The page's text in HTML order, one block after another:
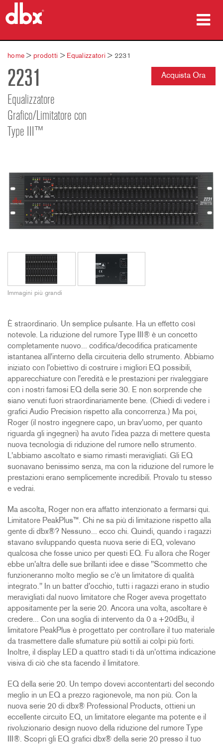
prodotti
Casi di studio
dove acquistare
formazione
Lingua/Regione
home >prodotti > Equalizzatori > 2231
2231
Equalizzatore
Grafico/Limitatore con
Type III™
Acquista Ora
Immagini più grandi
È straordinario. Un semplice pulsante. Ha un effetto così
notevole. La riduzione del rumore Type III® è un concetto
completamente nuovo... codifica/decodifica praticamente
istantanea all'interno della circuiteria dello strumento. Abbiamo
iniziato con l'obiettivo di costruire i migliori EQ possibili,
apparecchiature con l'eredità e le prestazioni per rivaleggiare
con i nostri famosi EQ della serie 30. E non sorprende che
siano venuti fuori straordinariamente bene. (Chiedi di vedere i
grafici Audio Precision rispetto alla concorrenza.) Ma poi,
Roger (il nostro ingegnere capo, un brav'uomo, per quanto
riguarda gli ingegneri) ha avuto l'idea pazza di mettere questa
nuova tecnologia di riduzione del rumore nello strumento.
L'abbiamo ascoltato e siamo rimasti meravigliati. Gli EQ
suonavano benissimo senza, ma con la riduzione del rumore le
prestazioni erano semplicemente incredibili. Provalo tu stesso
e vedrai.
Ma ascolta, Roger non era affatto intenzionato a fermarsi qui.
Limitatore PeakPlus™. Chi ne sa più di limitazione rispetto alla
gente di dbx®? Nessuno... ecco chi. Quindi, quando i ragazzi
stavano sviluppando questa nuova serie di EQ, volevano
qualcosa che fosse unico per questi EQ. Fu allora che Roger
ebbe un'altra delle sue brillanti idee e disse "Scommetto che
funzioneranno molto meglio se c'è un limitatore di qualità
integrato." In un batter d'occhio, tutti i ragazzi erano in studio
meravigliati dal nuovo limitatore che Roger aveva progettato
appositamente per la serie 20. Ancora una volta, ascoltare è
credere... Con una soglia di intervento da 0 a +20dBu, il
limitatore PeakPlus è progettato per controllare il tuo materiale
da trasmettere dalle sfumature più sottili ai colpi più forti.
Inoltre, il display LED a quattro stadi ti dà un'ottima indicazione
visiva di ciò che sta facendo il limitatore.
EQ della serie 20. Un tempo dovevi accontentarti del secondo
meglio in un EQ a prezzo ragionevole, ma non più. Con la
nuova serie 20 di dbx® Professional Products, ottieni un
eccellente circuito EQ, un limitatore elegante ma potente e il
rivoluzionario design nuovo della riduzione del rumore Type
III®. Scopri gli EQ grafici dbx® della serie 20 presso il tuo